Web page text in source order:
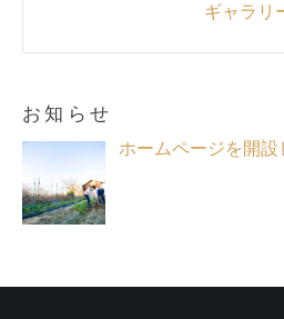
ギャラリ
お知らせ
ホームページを開設